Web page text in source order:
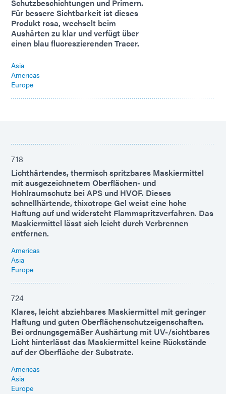
Schutzbeschichtungen und Primern.
Für bessere Sichtbarkeit ist dieses
Produkt rosa, wechselt beim
Aushärten zu klar und verfügt über
einen blau fluoreszierenden Tracer.
Asia
Americas
Europe
718
Lichthärtendes, thermisch spritzbares Maskiermittel
mit ausgezeichnetem Oberflächen- und
Hohlraumschutz bei APS und HVOF. Dieses
schnellhärtende, thixotrope Gel weist eine hohe
Haftung auf und widersteht Flammspritzverfahren. Das
Maskiermittel lässt sich leicht durch Verbrennen
entfernen.
Americas
Asia
Europe
724
Klares, leicht abziehbares Maskiermittel mit geringer
Haftung und guten Oberflächenschutzeigenschaften.
Bei ordnungsgemäßer Aushärtung mit UV-/sichtbares
Licht hinterlässt das Maskiermittel keine Rückstände
auf der Oberfläche der Substrate.
Americas
Asia
Europe